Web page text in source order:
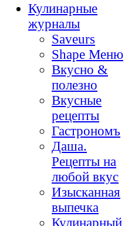
Кулинарные
журналы
Saveurs
Shape Меню
Вкусно &
полезно
Вкусные
рецепты
Гастрономъ
Даша.
Рецепты на
любой вкус
Изысканная
выпечка
Кулинарный